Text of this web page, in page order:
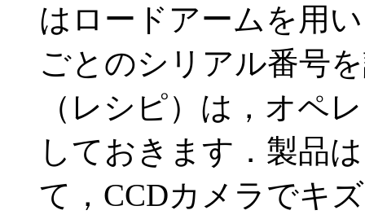
はロードアームを用
ごとのシリアル番号
（レシピ）は，オペ
しておきます．製品
て，CCDカメラでキ